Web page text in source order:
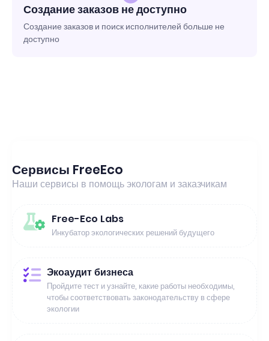
Создание заказов не доступно
Создание заказов и поиск исполнителей больше не
доступно
Сервисы FreeEco
Наши сервисы в помощь экологам и заказчикам
Free-Eco Labs
Инкубатор экологических решений будущего
Экоаудит бизнеса
Пройдите тест и узнайте, какие работы необходимы,
чтобы соответствовать законодательству в сфере
экологии